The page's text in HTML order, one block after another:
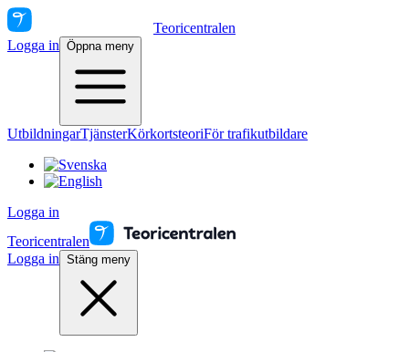
Teoricentralen
Logga in Öppna meny
UtbildningarTjänsterKörkortsteoriFör trafikutbildare
Logga in
Teoricentralen
Logga in Stäng meny